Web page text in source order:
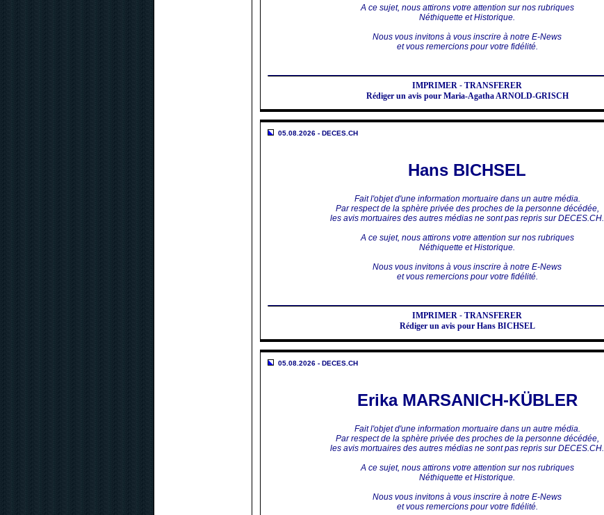
A ce sujet, nous attirons votre attention sur nos rubriques
Néthiquette et Historique.
Nous vous invitons à vous inscrire à notre E-News
et vous remercions pour votre fidélité.
IMPRIMER - TRANSFERER
Rédiger un avis pour Maria-Agatha ARNOLD-GRISCH
05.08.2026 - DECES.CH
Hans BICHSEL
Fait l'objet d'une information mortuaire dans un autre média.
Par respect de la sphère privée des proches de la personne décédée,
les avis mortuaires des autres médias ne sont pas repris sur DECES.CH.
A ce sujet, nous attirons votre attention sur nos rubriques
Néthiquette et Historique.
Nous vous invitons à vous inscrire à notre E-News
et vous remercions pour votre fidélité.
IMPRIMER - TRANSFERER
Rédiger un avis pour Hans BICHSEL
05.08.2026 - DECES.CH
Erika MARSANICH-KÜBLER
Fait l'objet d'une information mortuaire dans un autre média.
Par respect de la sphère privée des proches de la personne décédée,
les avis mortuaires des autres médias ne sont pas repris sur DECES.CH.
A ce sujet, nous attirons votre attention sur nos rubriques
Néthiquette et Historique.
Nous vous invitons à vous inscrire à notre E-News
et vous remercions pour votre fidélité.